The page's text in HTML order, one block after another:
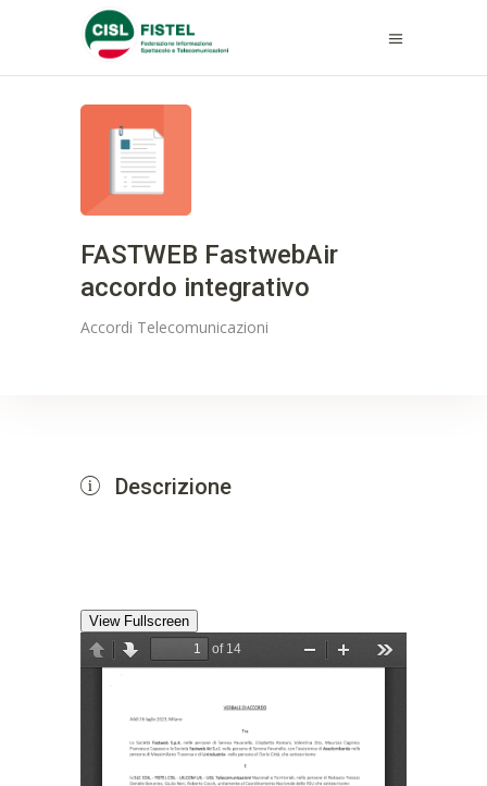
FASTWEB FastwebAir
accordo integrativo
Accordi Telecomunicazioni
Descrizione
View Fullscreen